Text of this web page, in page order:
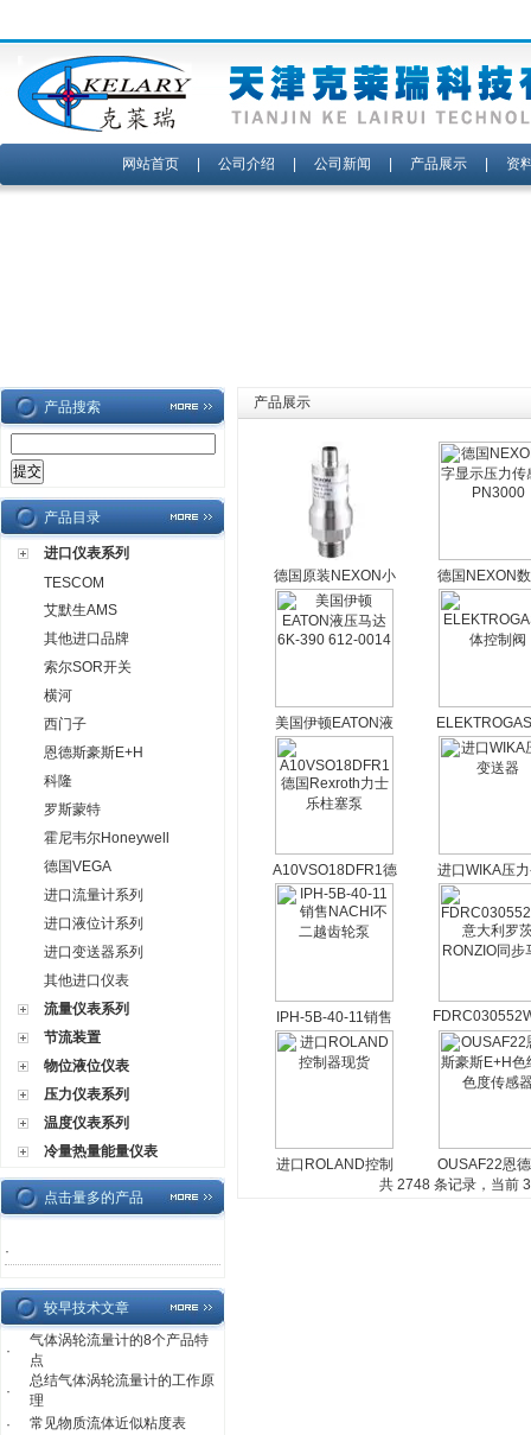
网站首页| 公司介绍 公司新闻 产品展示| 资
产品搜索
产品目录
进口仪表系列
TESCOM
艾默生AMS
其他进口品牌
索尔SOR开关
横河
西门子
恩德斯豪斯E+H
科隆
罗斯蒙特
霍尼韦尔Honeywell
德国VEGA
进口流量计系列
进口液位计系列
进口变送器系列
其他进口仪表
流量仪表系列
节流装置
物位液位仪表
压力仪表系列
温度仪表系列
冷量热量能量仪表
点击量多的产品
·
较早技术文章
·
气体涡轮流量计的8个产品特
点
·
总结气体涡轮流量计的工作原
理
·
常见物质流体近似粘度表
产品展示
德国原装NEXON小
型压力变送器
PA1000 PA1500
德国NEXON
示压力传感
PN3000
美国伊顿EATON液
压马达6K-390 612-
0014
控制阀
A10VSO18DFR1德
国Rexroth力士乐柱
塞泵
进口WIKA压
IPH-5B-40-11销售
NACHI不二越齿轮泵
意大利罗茨
同步马达
进口ROLAND控制
OUSAF22恩
斯E+H色纯度
共 2748 条记录，当前